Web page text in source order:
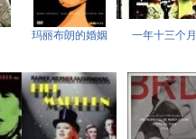
玛丽布朗的婚姻 一年十三个月